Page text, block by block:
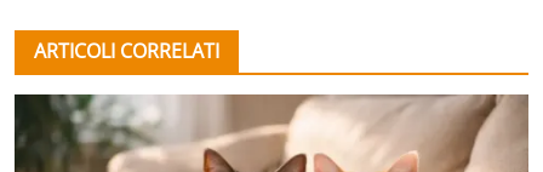
ARTICOLI CORRELATI